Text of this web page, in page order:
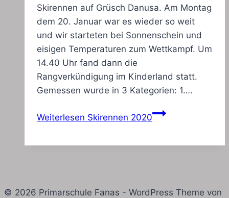
Skirennen auf Grüsch Danusa. Am Montag
dem 20. Januar war es wieder so weit
und wir starteten bei Sonnenschein und
eisigen Temperaturen zum Wettkampf. Um
14.40 Uhr fand dann die
Rangverkündigung im Kinderland statt.
Gemessen wurde in 3 Kategorien: 1….
Weiterlesen Skirennen 2020
© 2026 Primarschule Fanas - WordPress Theme von